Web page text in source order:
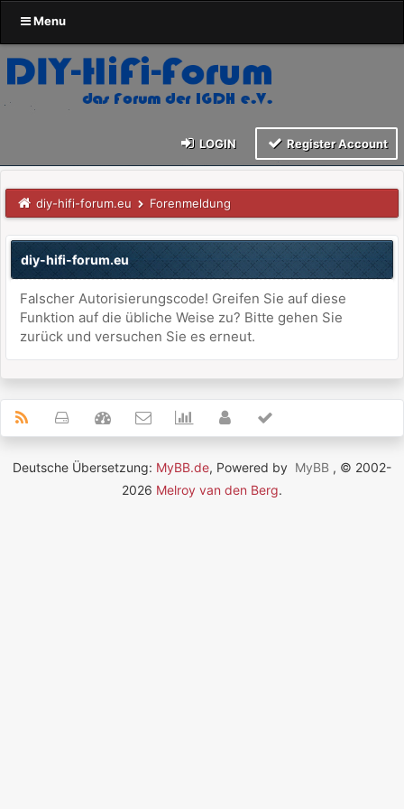
Menu
LOGIN Register Account
diy-hifi-forum.eu Forenmeldung
diy-hifi-forum.eu
Falscher Autorisierungscode! Greifen Sie auf diese
Funktion auf die übliche Weise zu? Bitte gehen Sie
zurück und versuchen Sie es erneut.
Deutsche Übersetzung: MyBB.de, Powered by MyBB , © 2002-
2026 Melroy van den Berg.